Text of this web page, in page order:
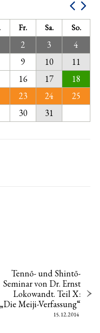
Fr. Sa. So.
2 3
4
9 10
11
16 17
18
23 24
25
30 31
Tennō- und Shintō-
Seminar von Dr. Ernst
Lokowandt. Teil X:
„Die Meiji-Verfassung“
15.12.2014